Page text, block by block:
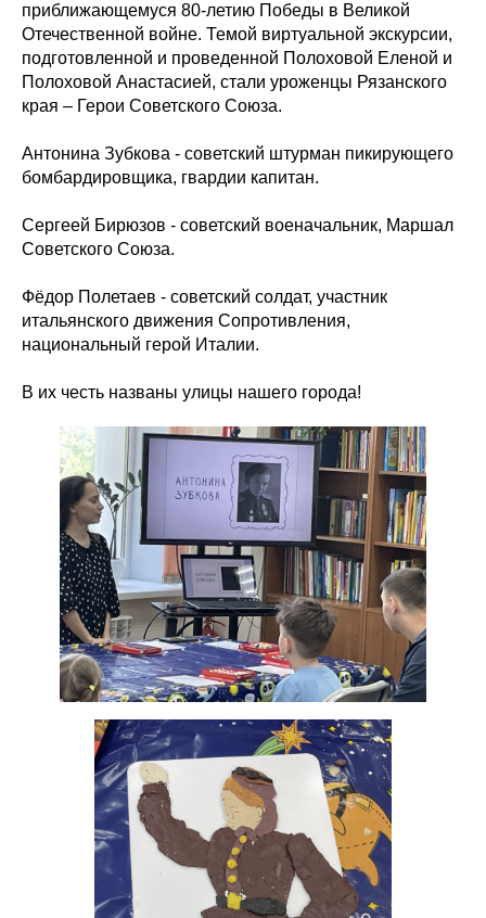
приближающемуся 80-летию Победы в Великой
Отечественной войне. Темой виртуальной экскурсии,
подготовленной и проведенной Полоховой Еленой и
Полоховой Анастасией, стали уроженцы Рязанского
края – Герои Советского Союза.
Антонина Зубкова - советский штурман пикирующего
бомбардировщика, гвардии капитан.
Сергеей Бирюзов - советский военачальник, Маршал
Советского Союза.
Фёдор Полетаев - советский солдат, участник
итальянского движения Сопротивления,
национальный герой Италии.
В их честь названы улицы нашего города!